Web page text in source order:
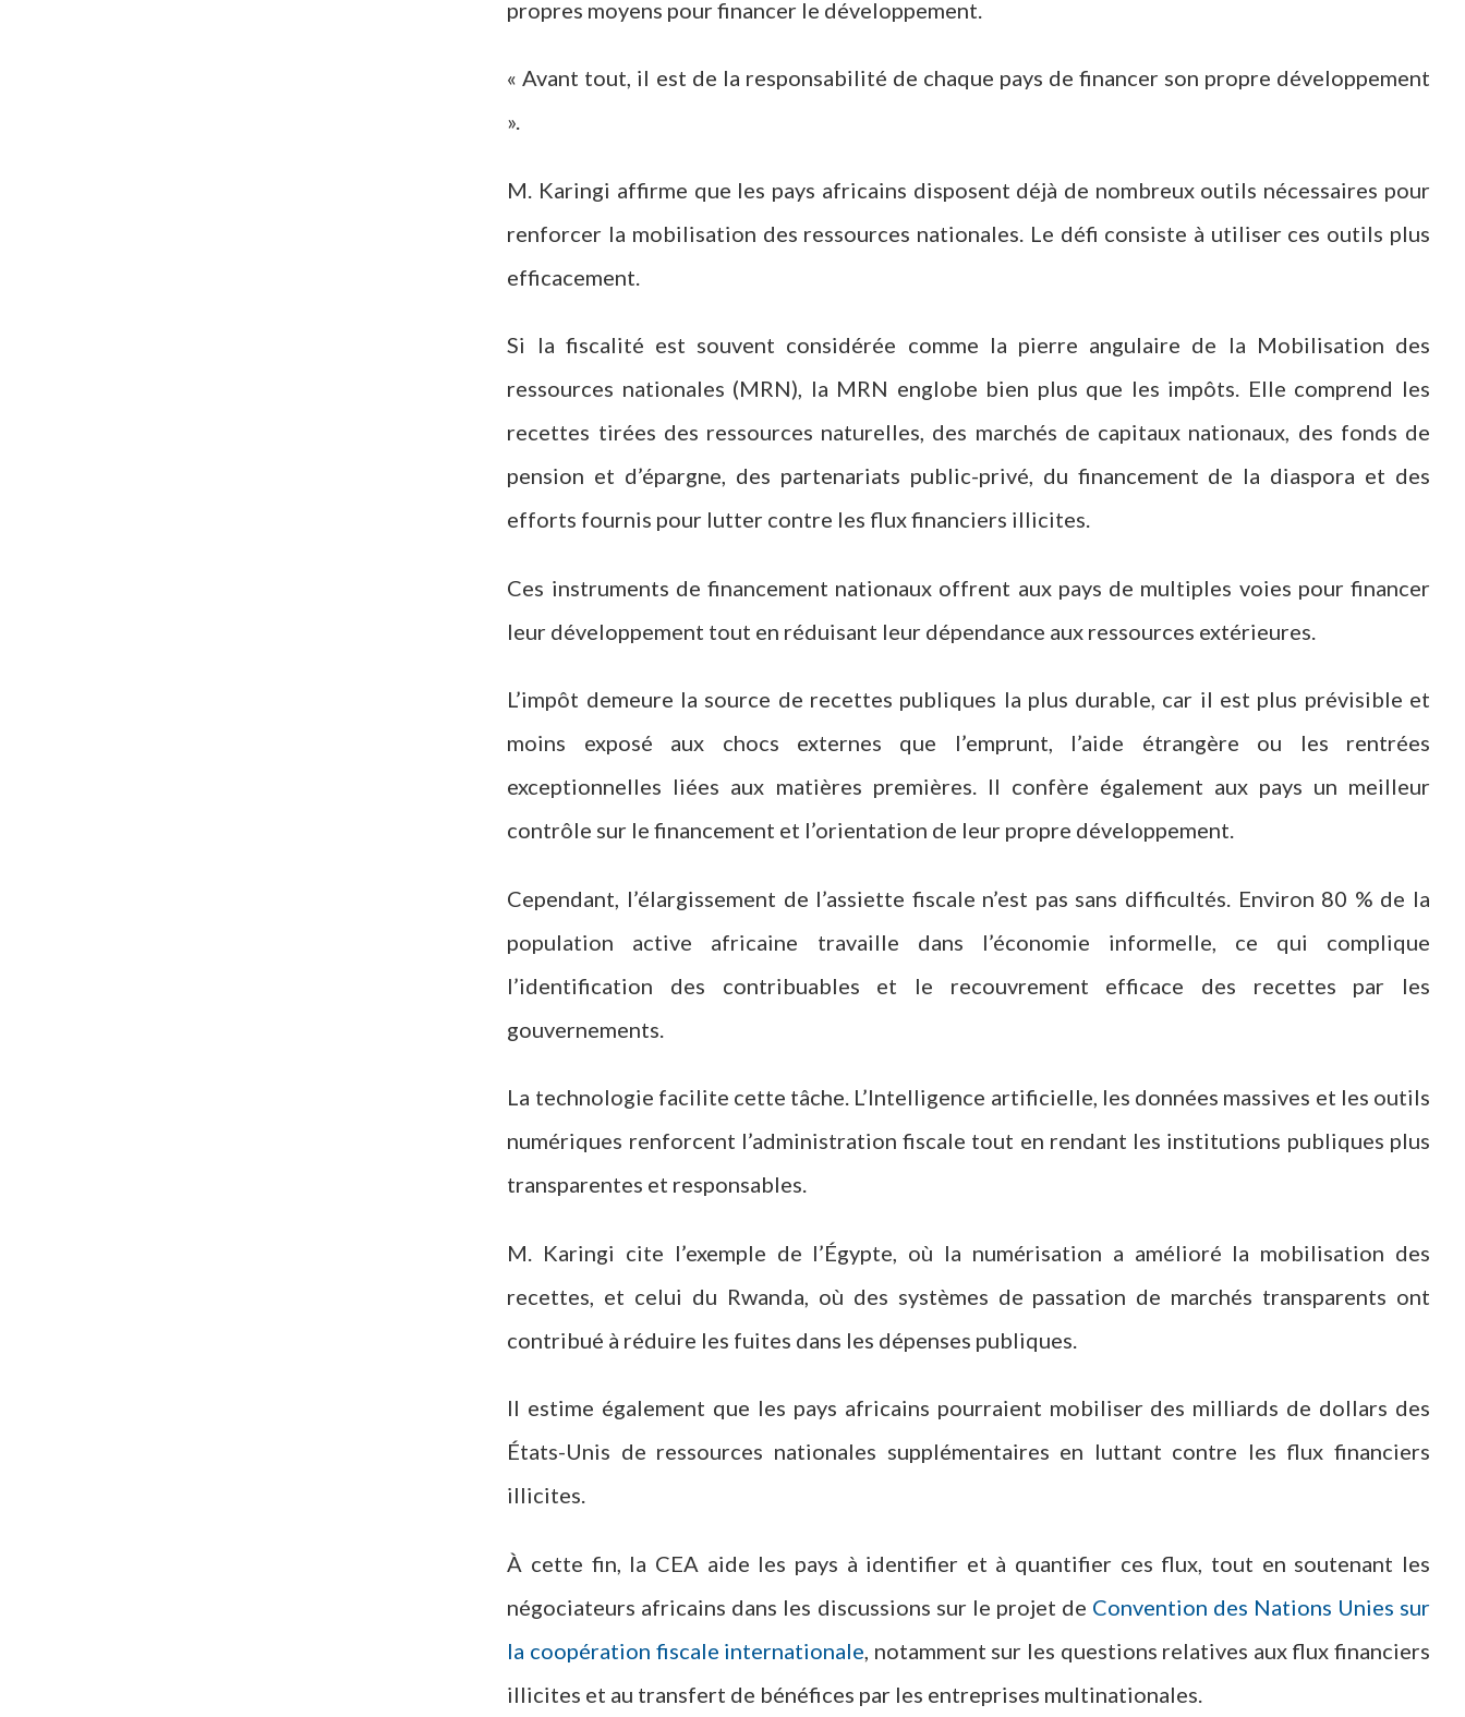
propres moyens pour financer le développement.
« Avant tout, il est de la responsabilité de chaque pays de financer son propre développement
».
M. Karingi affirme que les pays africains disposent déjà de nombreux outils nécessaires pour
renforcer la mobilisation des ressources nationales. Le défi consiste à utiliser ces outils plus
efficacement.
Si la fiscalité est souvent considérée comme la pierre angulaire de la Mobilisation des
ressources nationales (MRN), la MRN englobe bien plus que les impôts. Elle comprend les
recettes tirées des ressources naturelles, des marchés de capitaux nationaux, des fonds de
pension et d’épargne, des partenariats public-privé, du financement de la diaspora et des
efforts fournis pour lutter contre les flux financiers illicites.
Ces instruments de financement nationaux offrent aux pays de multiples voies pour financer
leur développement tout en réduisant leur dépendance aux ressources extérieures.
L’impôt demeure la source de recettes publiques la plus durable, car il est plus prévisible et
moins exposé aux chocs externes que l’emprunt, l’aide étrangère ou les rentrées
exceptionnelles liées aux matières premières. Il confère également aux pays un meilleur
contrôle sur le financement et l’orientation de leur propre développement.
Cependant, l’élargissement de l’assiette fiscale n’est pas sans difficultés. Environ 80 % de la
population active africaine travaille dans l’économie informelle, ce qui complique
l’identification des contribuables et le recouvrement efficace des recettes par les
gouvernements.
La technologie facilite cette tâche. L’Intelligence artificielle, les données massives et les outils
numériques renforcent l’administration fiscale tout en rendant les institutions publiques plus
transparentes et responsables.
M. Karingi cite l’exemple de l’Égypte, où la numérisation a amélioré la mobilisation des
recettes, et celui du Rwanda, où des systèmes de passation de marchés transparents ont
contribué à réduire les fuites dans les dépenses publiques.
Il estime également que les pays africains pourraient mobiliser des milliards de dollars des
États-Unis de ressources nationales supplémentaires en luttant contre les flux financiers
illicites.
À cette fin, la CEA aide les pays à identifier et à quantifier ces flux, tout en soutenant les
négociateurs africains dans les discussions sur le projet de Convention des Nations Unies sur
la coopération fiscale internationale , notamment sur les questions relatives aux flux financiers
illicites et au transfert de bénéfices par les entreprises multinationales.